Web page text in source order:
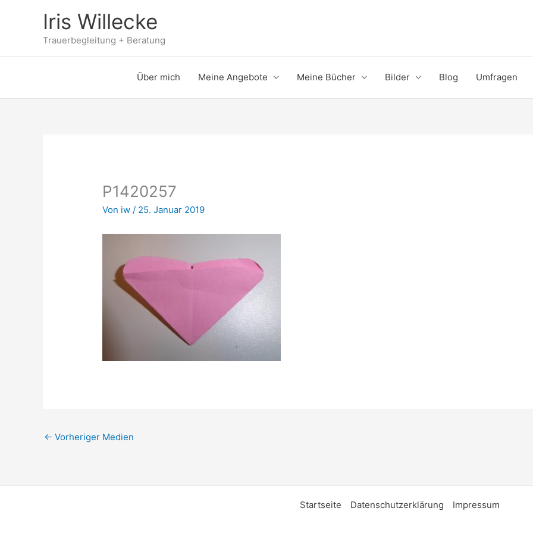
Iris Willecke
Trauerbegleitung + Beratung
Über mich Meine Angebote Meine Bücher Bilder Blog Umfragen
P1420257
Von iw/ 25. Januar 2019
← Vorheriger Medien
Startseite Datenschutzerklärung Impressum